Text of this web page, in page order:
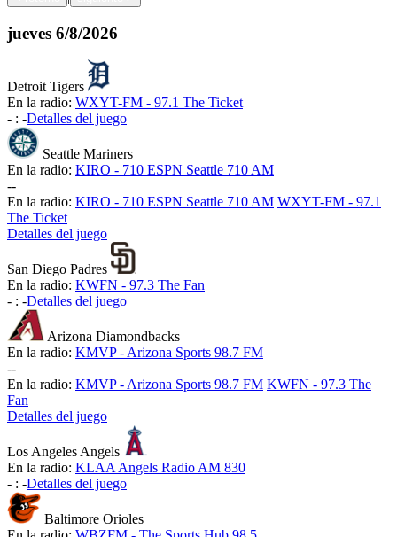
jueves 6/8/2026
Detroit Tigers
En la radio: WXYT-FM - 97.1 The Ticket
- : -Detalles del juego
Seattle Mariners
En la radio: KIRO - 710 ESPN Seattle 710 AM
--
En la radio: KIRO - 710 ESPN Seattle 710 AM WXYT-FM - 97.1
The Ticket
Detalles del juego
San Diego Padres
En la radio: KWFN - 97.3 The Fan
- : -Detalles del juego
Arizona Diamondbacks
En la radio: KMVP - Arizona Sports 98.7 FM
--
En la radio: KMVP - Arizona Sports 98.7 FM KWFN - 97.3 The
Fan
Detalles del juego
Los Angeles Angels
En la radio: KLAA Angels Radio AM 830
- : -Detalles del juego
Baltimore Orioles